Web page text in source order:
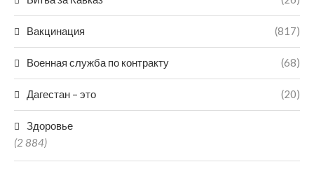
Вакцинация (817)
Военная служба по контракту (68)
Дагестан – это (20)
Здоровье
(2 884)